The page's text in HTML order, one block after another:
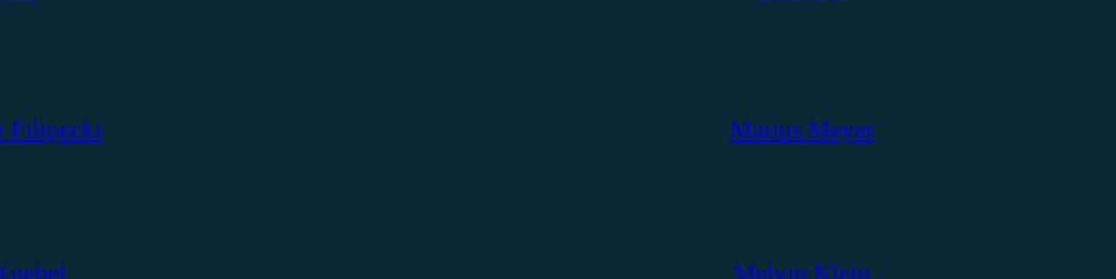
Filipecki Marius Meyer
Melvin Klein